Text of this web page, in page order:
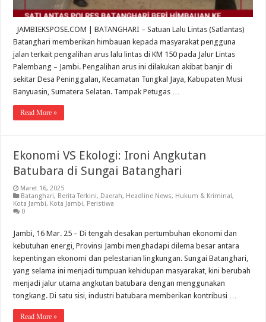
JAMBIEKSPOSE.COM | BATANGHARI – Satuan Lalu Lintas (Satlantas)
Batanghari memberikan himbauan kepada masyarakat pengguna
jalan terkait pengalihan arus lalu lintas di KM 150 pada Jalur Lintas
Palembang – Jambi. Pengalihan arus ini dilakukan akibat banjir di
sekitar Desa Peninggalan, Kecamatan Tungkal Jaya, Kabupaten Musi
Banyuasin, Sumatera Selatan. Tampak Petugas …
Read More »
Ekonomi VS Ekologi: Ironi Angkutan
Batubara di Sungai Batanghari
Maret 16, 2025
Batanghari, Berita Terkini, Daerah, Headline News, Hukum & Kriminal,
Kota Jambi, Kota Jambi, Peristiwa
0
Jambi, 16 Mar. 25 – Di tengah desakan pertumbuhan ekonomi dan
kebutuhan energi, Provinsi Jambi menghadapi dilema besar antara
kepentingan ekonomi dan pelestarian lingkungan. Sungai Batanghari,
yang selama ini menjadi tumpuan kehidupan masyarakat, kini berubah
menjadi jalur utama angkutan batubara dengan menggunakan
tongkang. Di satu sisi, industri batubara memberikan kontribusi …
Read More »